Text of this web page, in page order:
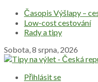
Časopis Výšlapy –
Low-cost cestování
Rady a tipy
Sobota, 8 srpna, 2026
Přihlásit se